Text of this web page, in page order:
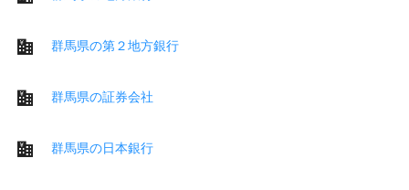
群馬県の第２地方銀行
群馬県の証券会社
群馬県の日本銀行